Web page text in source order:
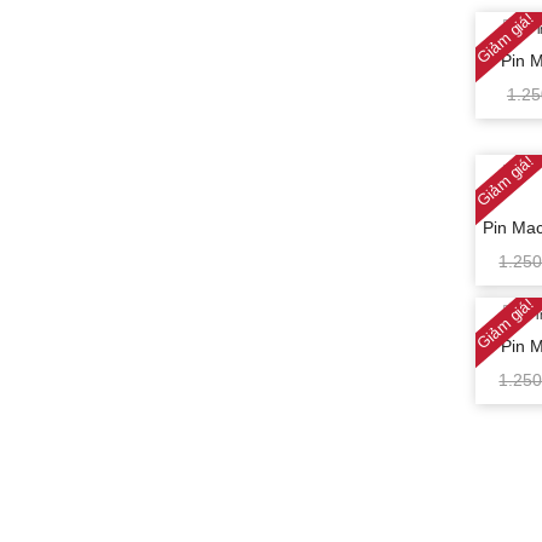
Giảm giá!
Pin
Giảm giá!
Pin
Giảm giá!
Pin